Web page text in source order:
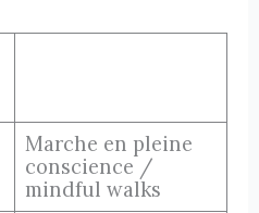
Marche en pleine
conscience /
mindful walks